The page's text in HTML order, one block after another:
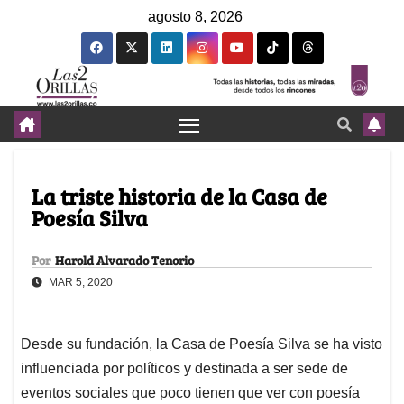
agosto 8, 2026
La triste historia de la Casa de
Poesía Silva
Por Harold Alvarado Tenorio
MAR 5, 2020
Desde su fundación, la Casa de Poesía Silva se ha visto
influenciada por políticos y destinada a ser sede de
eventos sociales que poco tienen que ver con poesía